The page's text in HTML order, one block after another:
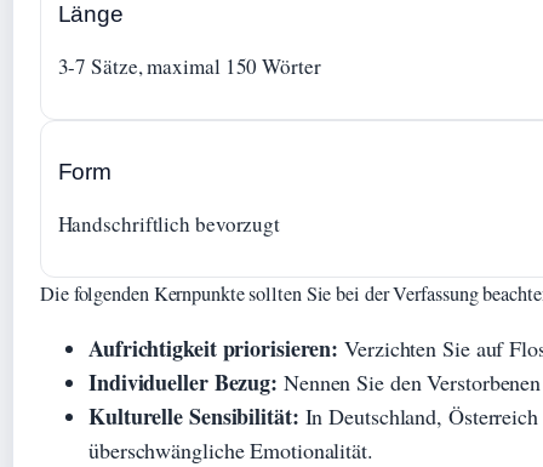
Länge
3-7 Sätze, maximal 150 Wörter
Form
Handschriftlich bevorzugt
Die folgenden Kernpunkte sollten Sie bei der Verfassung
Aufrichtigkeit priorisieren: Verzichten Sie auf
Individueller Bezug: Nennen Sie den
Kulturelle Sensibilität: In Deutschland,
überschwängliche Emotionalität.